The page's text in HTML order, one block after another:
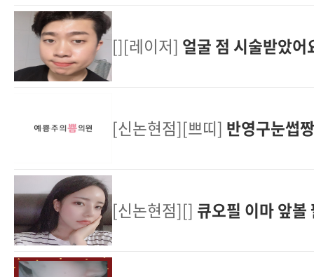
[][레이저] 얼굴 점 시술받았어
[신논현점][쁘띠] 반영구눈썹
[신논현점][] 큐오필 이마 앞볼